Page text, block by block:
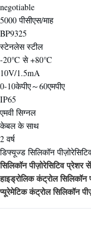
negotiable
5000 पीसीएस/माह
BP9325
स्टेनलेस स्टील
-20℃ से +80℃
10V/1.5mA
0-10केपीए～60एमपीए
IP65
एमवी सिग्नल
केबल के साथ
2 वर्ष
डिफ्यूज्ड सिलिकॉन
सिलिकॉन पीज़ोरेसिटिव प्रेशर
हाइड्रोलिक कंट्रोल सिलिकॉन
प्यूरेमेटिक कंट्रोल सिलिकॉन